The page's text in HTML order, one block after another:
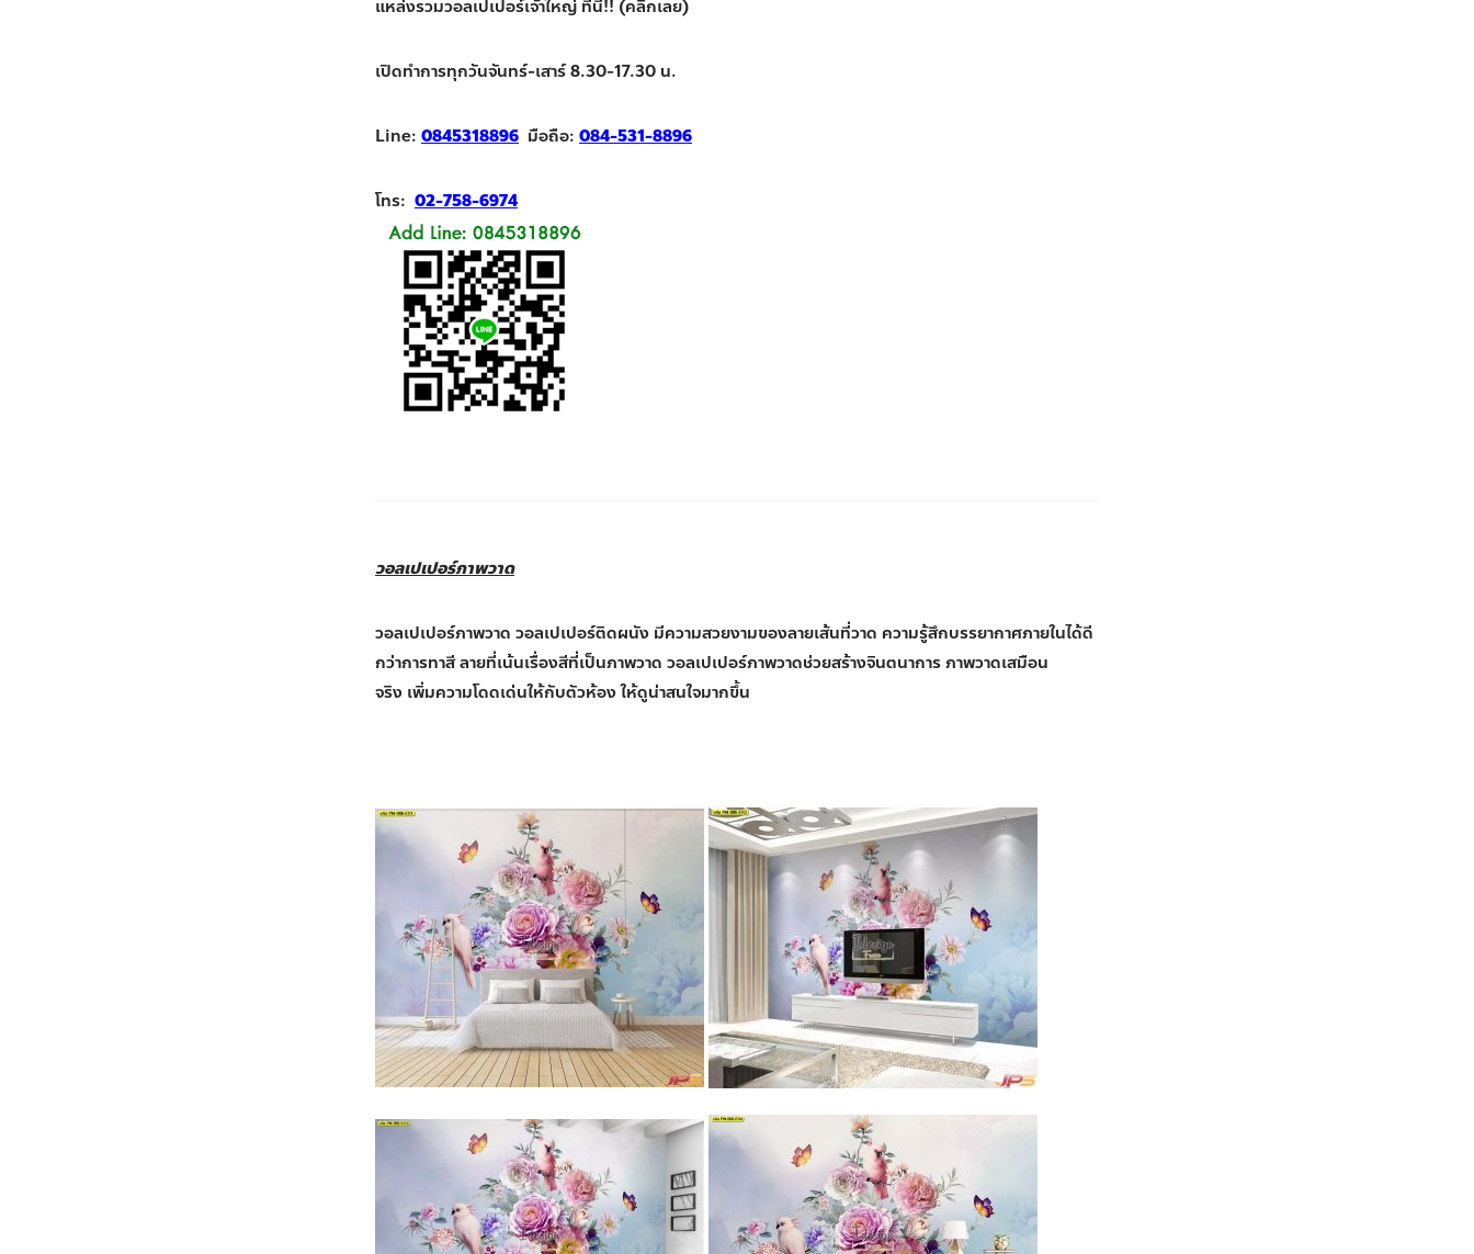
แหล่งรวมวอลเปเปอร์เจ้าใหญ่ ที่นี่!! (คลิกเลย)
เปิดทำการทุกวันจันทร์-เสาร์ 8.30-17.30 น.
Line: 0845318896 มือถือ: 084-531-8896
โทร: 02-758-6974
วอลเปเปอร์ภาพวาด
วอลเปเปอร์ภาพวาด วอลเปเปอร์ติดผนัง มีความสวยงามของลายเส้นที่วาด ความรู้สึกบรรยากาศภายในได้ดี
กว่าการทาสี ลายที่เน้นเรื่องสีที่เป็นภาพวาด วอลเปเปอร์ภาพวาดช่วยสร้างจินตนาการ ภาพวาดเสมือน
จริง เพิ่มความโดดเด่นให้กับตัวห้อง ให้ดูน่าสนใจมากขึ้น